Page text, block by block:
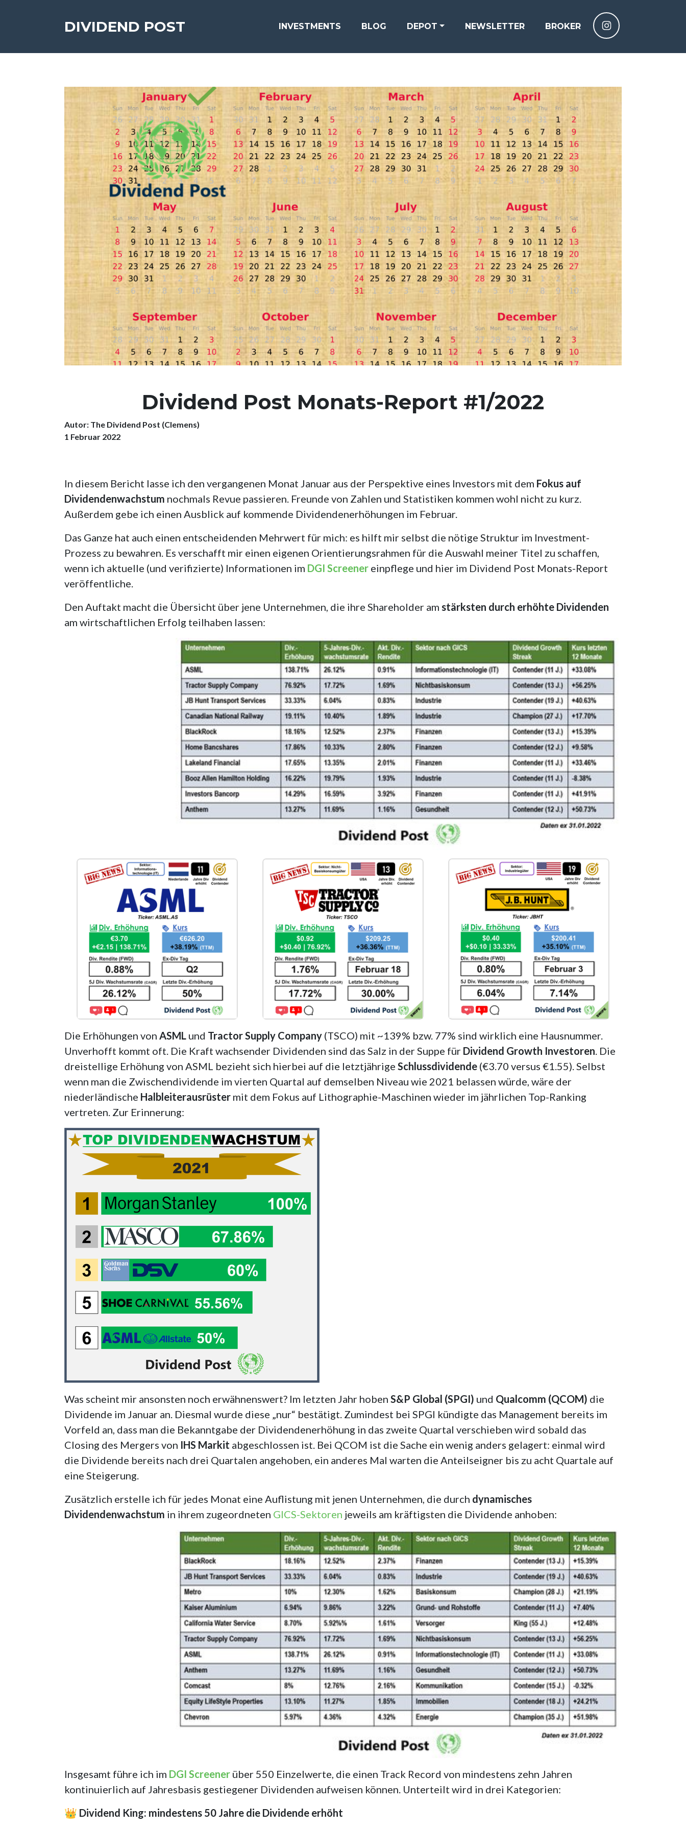
DIVIDEND POST INVESTMENTS BLOG DEPOT NEWSLETTER BROKER
Dividend Post Monats-Report #1/2022
Autor: The Dividend Post (Clemens)
1 Februar 2022
In diesem Bericht lasse ich den vergangenen Monat Januar aus der Perspektive eines Investors mit dem Fokus auf
Dividendenwachstum nochmals Revue passieren. Freunde von Zahlen und Statistiken kommen wohl nicht zu kurz.
Außerdem gebe ich einen Ausblick auf kommende Dividendenerhöhungen im Februar.
Das Ganze hat auch einen entscheidenden Mehrwert für mich: es hilft mir selbst die nötige Struktur im Investment-
Prozess zu bewahren. Es verschafft mir einen eigenen Orientierungsrahmen für die Auswahl meiner Titel zu schaffen,
wenn ich aktuelle (und verifizierte) Informationen im DGI Screener einpflege und hier im Dividend Post Monats-Report
veröffentliche.
Den Auftakt macht die Übersicht über jene Unternehmen, die ihre Shareholder am stärksten durch erhöhte Dividenden
am wirtschaftlichen Erfolg teilhaben lassen:
Die Erhöhungen von ASML und Tractor Supply Company (TSCO) mit ~139% bzw. 77% sind wirklich eine Hausnummer.
Unverhofft kommt oft. Die Kraft wachsender Dividenden sind das Salz in der Suppe für Dividend Growth Investoren. Die
dreistellige Erhöhung von ASML bezieht sich hierbei auf die letztjährige Schlussdividende (€3.70 versus €1.55). Selbst
wenn man die Zwischendividende im vierten Quartal auf demselben Niveau wie 2021 belassen würde, wäre der
niederländische Halbleiterausrüster mit dem Fokus auf Lithographie-Maschinen wieder im jährlichen Top-Ranking
vertreten. Zur Erinnerung:
Was scheint mir ansonsten noch erwähnenswert? Im letzten Jahr hoben S&P Global (SPGI) und Qualcomm (QCOM) die
Dividende im Januar an. Diesmal wurde diese „nur“ bestätigt. Zumindest bei SPGI kündigte das Management bereits im
Vorfeld an, dass man die Bekanntgabe der Dividendenerhöhung in das zweite Quartal verschieben wird sobald das
Closing des Mergers von IHS Markit abgeschlossen ist. Bei QCOM ist die Sache ein wenig anders gelagert: einmal wird
die Dividende bereits nach drei Quartalen angehoben, ein anderes Mal warten die Anteilseigner bis zu acht Quartale auf
eine Steigerung.
Zusätzlich erstelle ich für jedes Monat eine Auflistung mit jenen Unternehmen, die durch dynamisches
Dividendenwachstum in ihrem zugeordneten GICS-Sektoren jeweils am kräftigsten die Dividende anhoben:
Insgesamt führe ich im DGI Screener über 550 Einzelwerte, die einen Track Record von mindestens zehn Jahren
kontinuierlich auf Jahresbasis gestiegener Dividenden aufweisen können. Unterteilt wird in drei Kategorien:
👑 Dividend King: mindestens 50 Jahre die Dividende erhöht